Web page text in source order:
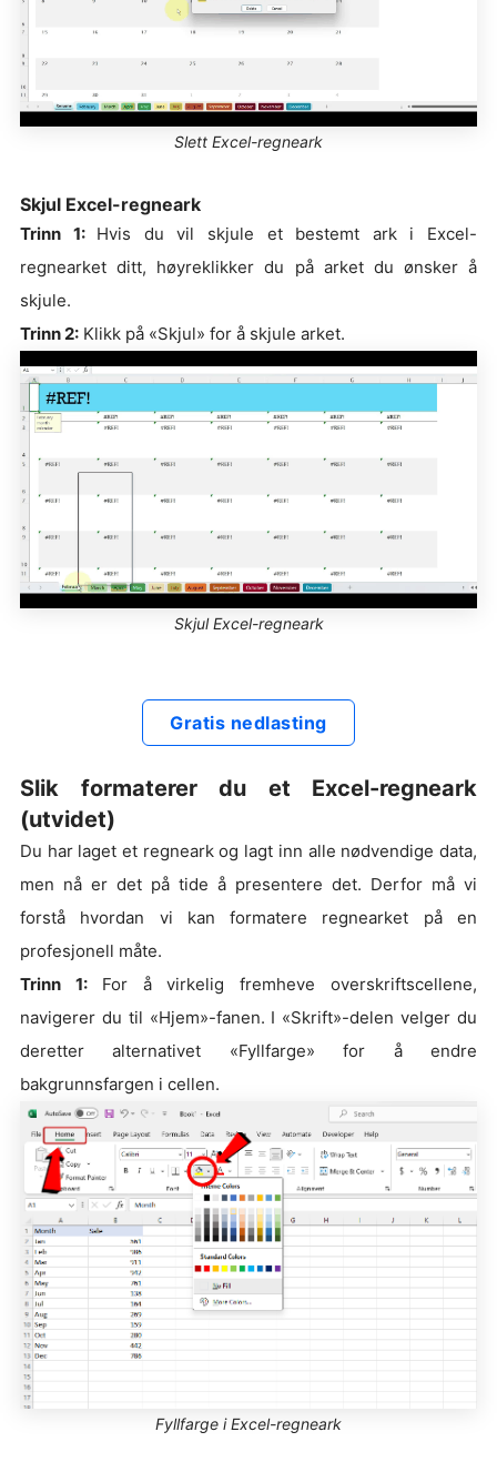
Slett Excel-regneark
Skjul Excel-regneark
Trinn 1: Hvis du vil skjule et bestemt ark i Excel-
regnearket ditt, høyreklikker du på arket du ønsker å
skjule.
Trinn 2: Klikk på «Skjul» for å skjule arket.
Skjul Excel-regneark
Gratis nedlasting
Slik formaterer du et Excel-regneark
(utvidet)
Du har laget et regneark og lagt inn alle nødvendige data,
men nå er det på tide å presentere det. Derfor må vi
forstå hvordan vi kan formatere regnearket på en
profesjonell måte.
Trinn 1: For å virkelig fremheve overskriftscellene,
navigerer du til «Hjem»-fanen. I «Skrift»-delen velger du
deretter alternativet «Fyllfarge» for å endre
bakgrunnsfargen i cellen.
Fyllfarge i Excel-regneark